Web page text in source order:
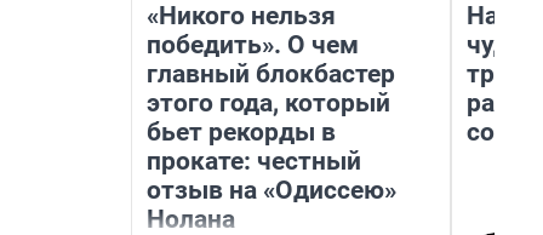
«Никого нельзя
победить». О чем
главный блокбастер
этого года, который
бьет рекорды в
прокате: честный
отзыв на «Одиссею»
Нолана